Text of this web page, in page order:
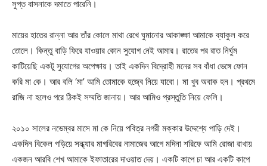
সুপ্ত বাসনাকে দমাতে পারেনি।
মায়ের হাতের রান্না আর তাঁর কোলে মাথা রেখে ঘুমানোর আকাঙ্ক্ষা আমাকে ব্যাকুল করে
তোলে। কিন্তু বাড়ি ফিরে যাওয়ার কোন সুযোগ নেই আমার। রাতের পর রাত নির্ঘুম
কাটিয়েছি একটু সুযোগের অপেক্ষায়। তাই একদিন বিদ্রোহী মনের সব বাঁধা ভেঙ্গে ফোন
করি মা কে। আর বলি ‘মা’ আমি তোমাকে হজ্বে নিয়ে যাবো। মা খুব অবাক হন। প্রথমে
রাজি না হলেও পরে ঠিকই সম্মতি জানায়। আর আমিও প্রস্তুতি নিয়ে ফেলি।
২০১০ সালের নভেম্বর মাসে মা কে নিয়ে পবিত্র নগরী মক্কার উদ্দেশ্যে পাড়ি দেই।
একদিন বিকেল গড়িয়ে সন্ধ্যার মাগরিবের নামাজের আগে মদিনা শরিফে আমি রোজা রাখায়
একজন আরবি শেখ আমাকে ইফাতারের দাওয়াত দেয়। একটি কাপে চা আর একটি কাপে